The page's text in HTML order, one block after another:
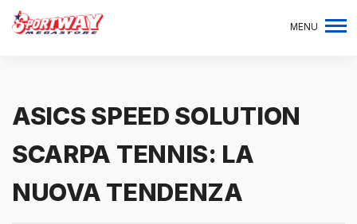
MENU
ASICS SPEED SOLUTION
SCARPA TENNIS: LA
NUOVA TENDENZA